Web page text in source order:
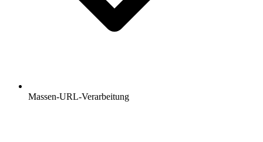
Massen-URL-Verarbeitung